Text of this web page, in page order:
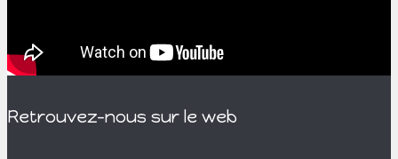
Retrouvez-nous sur le web